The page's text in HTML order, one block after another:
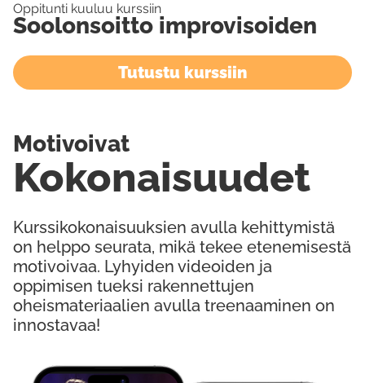
Oppitunti kuuluu kurssiin
Soolonsoitto improvisoiden
Tutustu kurssiin
Kurssikokonaisuuksien avulla kehittymistä
on helppo seurata, mikä tekee etenemisestä
motivoivaa. Lyhyiden videoiden ja
oppimisen tueksi rakennettujen
oheismateriaalien avulla treenaaminen on
innostavaa!
Kokonaisuudet
Motivoivat